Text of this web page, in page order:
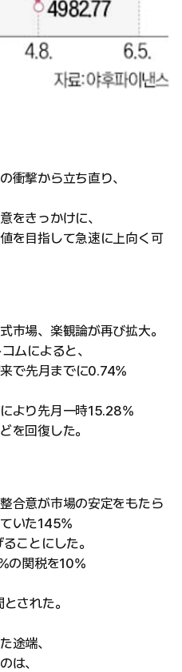
衝撃から立ち直り、
をきっかけに、
を目指して急速に上向く可
市場、楽観論が再び拡大。
ムによると、
で先月までに0.74%
より先月一時15.28%
を回復した。
合意が市場の安定をもたら
いた145%
ことにした。
の関税を10%
された。
途端、
は、